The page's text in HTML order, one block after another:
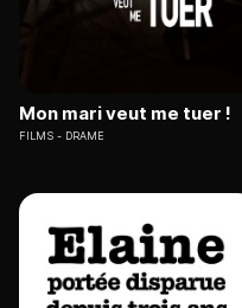
Mon mari veut me tuer !
FILMS DRAME